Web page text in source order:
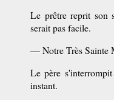
Le prêtre reprit son
serait pas facile.
— Notre Très Sainte
Le père
instant.